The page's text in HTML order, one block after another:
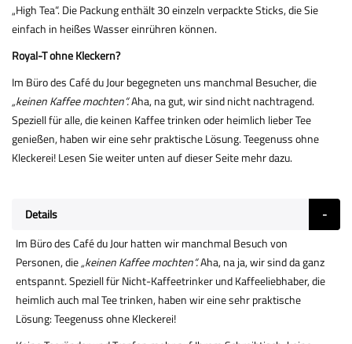
„High Tea“. Die Packung enthält 30 einzeln verpackte Sticks, die Sie
einfach in heißes Wasser einrühren können.
Royal-T ohne Kleckern?
Im Büro des Café du Jour begegneten uns manchmal Besucher, die
„keinen Kaffee mochten“.Aha, na gut, wir sind nicht nachtragend.
Speziell für alle, die keinen Kaffee trinken oder heimlich lieber Tee
genießen, haben wir eine sehr praktische Lösung. Teegenuss ohne
Kleckerei! Lesen Sie weiter unten auf dieser Seite mehr dazu.
Details
Im Büro des Café du Jour hatten wir manchmal Besuch von
Personen, die„keinen Kaffee mochten“.Aha, na ja, wir sind da ganz
entspannt. Speziell für Nicht-Kaffeetrinker und Kaffeeliebhaber, die
heimlich auch mal Tee trinken, haben wir eine sehr praktische
Lösung: Teegenuss ohne Kleckerei!